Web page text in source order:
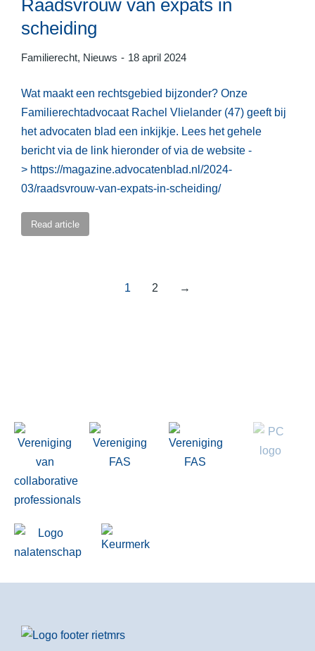
Raadsvrouw van expats in
scheiding
Familierecht, Nieuws 18 april 2024
Wat maakt een rechtsgebied bijzonder? Onze
Familierechtadvocaat Rachel Vlielander (47) geeft bij
het advocaten blad een inkijkje. Lees het gehele
bericht via de link hieronder of via de website -
> https://magazine.advocatenblad.nl/2024-
03/raadsvrouw-van-expats-in-scheiding/
Read article
1 2 →